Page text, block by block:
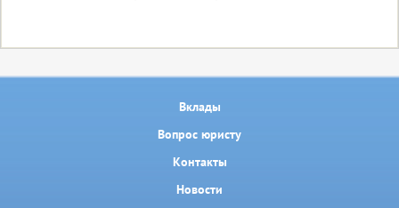
Вклады
Вопрос юристу
Контакты
Новости